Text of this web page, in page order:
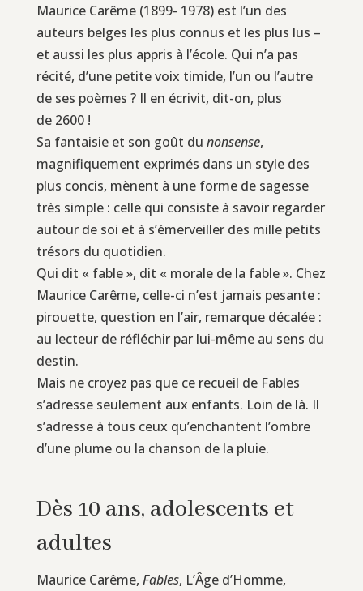
Maurice Carême (1899- 1978) est l’un des
auteurs belges les plus connus et les plus lus –
et aussi les plus appris à l’école. Qui n’a pas
récité, d’une petite voix timide, l’un ou l’autre
de ses poèmes ? Il en écrivit, dit-on, plus
de 2600 !
Sa fantaisie et son goût du nonsense,
magnifiquement exprimés dans un style des
plus concis, mènent à une forme de sagesse
très simple : celle qui consiste à savoir regarder
autour de soi et à s’émerveiller des mille petits
trésors du quotidien.
Qui dit « fable », dit « morale de la fable ». Chez
Maurice Carême, celle-ci n’est jamais pesante :
pirouette, question en l’air, remarque décalée :
au lecteur de réfléchir par lui-même au sens du
destin.
Mais ne croyez pas que ce recueil de Fables
s’adresse seulement aux enfants. Loin de là. Il
s’adresse à tous ceux qu’enchantent l’ombre
d’une plume ou la chanson de la pluie.
Dès 10 ans, adolescents et
adultes
Maurice Carême, Fables, L’Âge d’Homme,